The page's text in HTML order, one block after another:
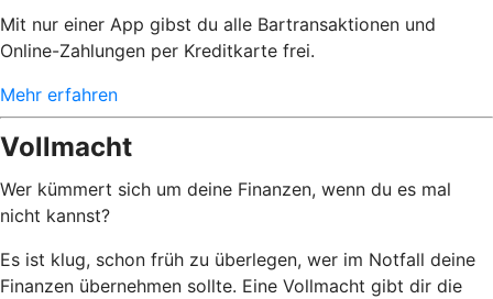
Mit nur einer App gibst du alle Bartransaktionen und
Online-Zahlungen per Kreditkarte frei.
Mehr erfahren
Vollmacht
Wer kümmert sich um deine Finanzen, wenn du es mal
nicht kannst?
Es ist klug, schon früh zu überlegen, wer im Notfall deine
Finanzen übernehmen sollte. Eine Vollmacht gibt dir die